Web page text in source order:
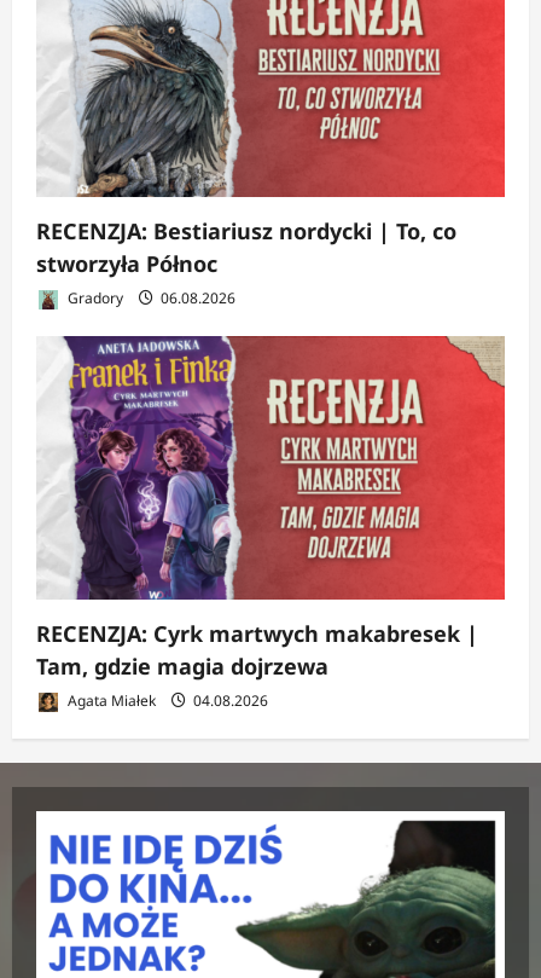
RECENZJA: Bestiariusz nordycki | To, co
stworzyła Północ
Gradory 06.08.2026
RECENZJA: Cyrk martwych makabresek |
Tam, gdzie magia dojrzewa
Agata Miałek 04.08.2026